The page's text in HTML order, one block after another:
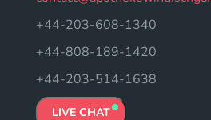
+44-203-608-1340
+44-808-189-1420
+44-203-514-1638
LIVE CHAT